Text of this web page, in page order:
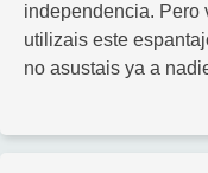
independencia. Pero
utilizais este
no asustais ya a